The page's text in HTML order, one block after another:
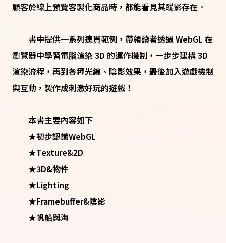
顧客於線上預覽客製化商品時，都能看見其蹤影存在。
書中提供一系列連貫範例，帶領讀者透過 WebGL 在
瀏覽器中學習電腦渲染 3D 的運作機制，一步步建構 3D
渲染流程，再到各種光線、陰影效果，最後加入遊戲機制
與互動，製作成刺激好玩的遊戲！
本書主要內容如下
★初步認識WebGL
★Texture&2D
★3D&物件
★Lighting
★Framebuffer&陰影
★帆船與海